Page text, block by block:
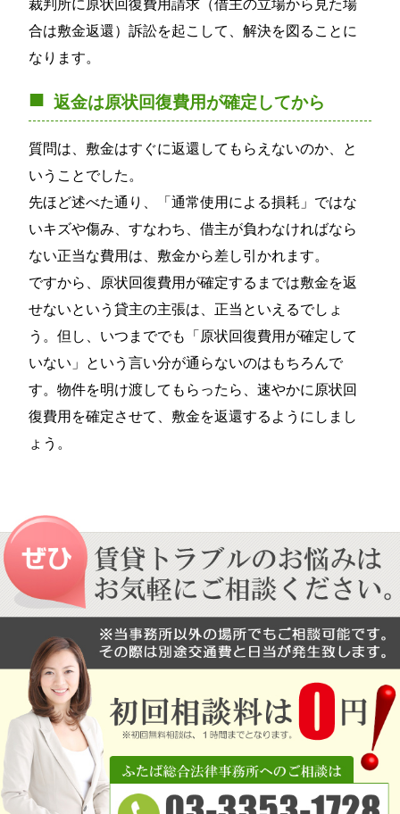
裁判所に原状回復費用請求（借主の立場から見た場
合は敷金返還）訴訟を起こして、解決を図ることに
なります。
返金は原状回復費用が確定してから
質問は、敷金はすぐに返還してもらえないのか、と
いうことでした。
先ほど述べた通り、「通常使用による損耗」ではな
いキズや傷み、すなわち、借主が負わなければなら
ない正当な費用は、敷金から差し引かれます。
ですから、原状回復費用が確定するまでは敷金を返
せないという貸主の主張は、正当といえるでしょ
う。但し、いつまででも「原状回復費用が確定して
いない」という言い分が通らないのはもちろんで
す。物件を明け渡してもらったら、速やかに原状回
復費用を確定させて、敷金を返還するようにしまし
ょう。